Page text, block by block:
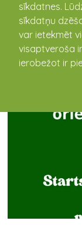
sīkdatnes.
sīkdatņu
var ietekmēt
visaptveroša
ierobežot ir
Kandavas
2.posms
26.05.2026 16:00